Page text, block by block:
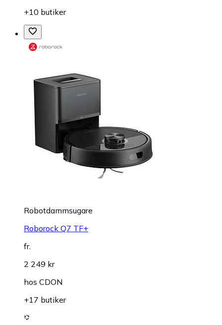
+10 butiker
Robotdammsugare
Roborock Q7 TF+
fr.
2 249 kr
hos CDON
+17 butiker